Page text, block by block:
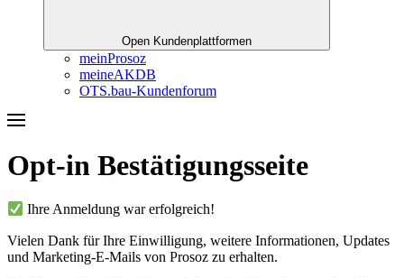
Open Kundenplattformen
meinProsoz
meineAKDB
OTS.bau-Kundenforum
Opt-in Bestätigungsseite
Ihre Anmeldung war erfolgreich!
Vielen Dank für Ihre Einwilligung, weitere Informationen, Updates
und Marketing-E-Mails von Prosoz zu erhalten.